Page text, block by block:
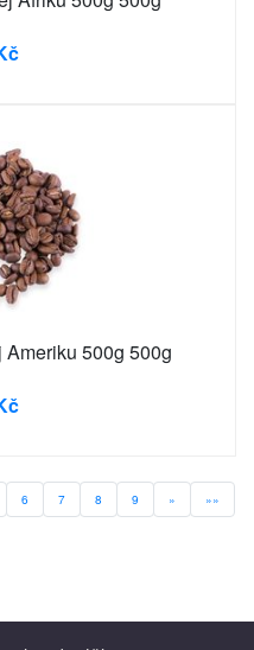
500g 500g
6 7 8 9 » »»